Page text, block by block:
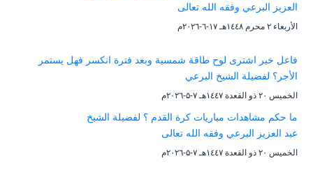
العزيز البرعي وفقه الله تعالى
الأربعاء ۲ محرم ۱٤٤۸هـ ۱۷-٦-۲۰۲٦م
فاعل خير اشترى لوح طاقة شمسية وبعد فترة انكسر فهل يستمر
الأجر؟ لفضيلة الشيخ البرعي
الخميس ۲۰ ذو القعدة ۱٤٤۷هـ ۷-۵-۲۰۲٦م
ما حكم مشاهدات مباريات كرة القدم ؟ لفضيلة الشيخ
عبد العزيز البرعي وفقه الله تعالى
الخميس ۲۰ ذو القعدة ۱٤٤۷هـ ۷-۵-۲۰۲٦م